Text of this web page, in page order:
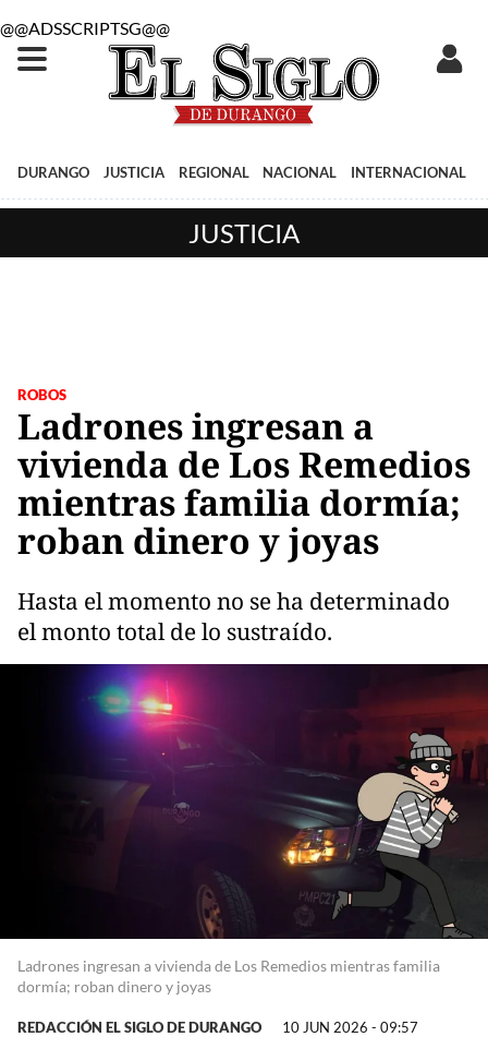
@@ADSSCRIPTSG@@
DURANGO JUSTICIA REGIONAL NACIONAL INTERNACIONAL
JUSTICIA
ROBOS
Ladrones ingresan a
vivienda de Los Remedios
mientras familia dormía;
roban dinero y joyas
Hasta el momento no se ha determinado
el monto total de lo sustraído.
Ladrones ingresan a vivienda de Los Remedios mientras familia
dormía; roban dinero y joyas
REDACCIÓN EL SIGLO DE DURANGO 10 JUN 2026 - 09:57